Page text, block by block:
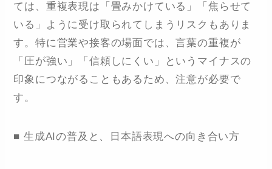
ては、重複表現は「畳みかけている」「焦らせて
いる」ように受け取られてしまうリスクもありま
す。特に営業や接客の場面では、言葉の重複が
「圧が強い」「信頼しにくい」というマイナスの
印象につながることもあるため、注意が必要で
す。
■ 生成AIの普及と、日本語表現への向き合い方